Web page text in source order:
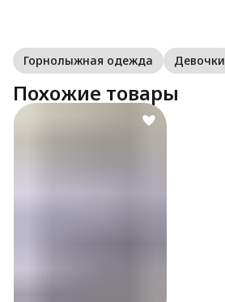
Горнолыжная одежда Девочки
Похожие товары